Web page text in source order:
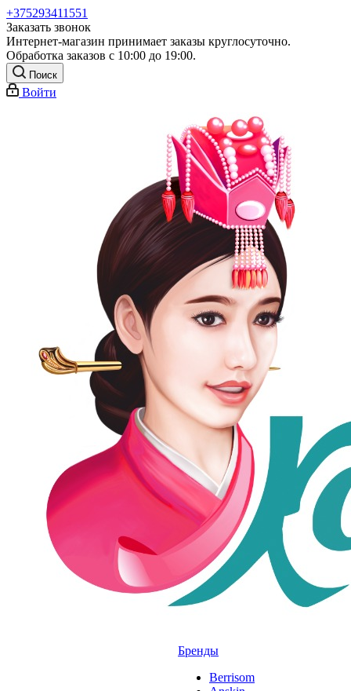
+375293411551
Заказать звонок
Интернет-магазин принимает заказы круглосуточно.
Обработка заказов с 10:00 до 19:00.
Поиск
Войти
Бренды
Berrisom